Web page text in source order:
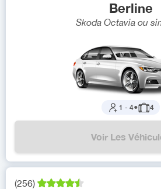
Berline
Skoda Octavia ou
1 - 4● 4
Voir Les
(256)